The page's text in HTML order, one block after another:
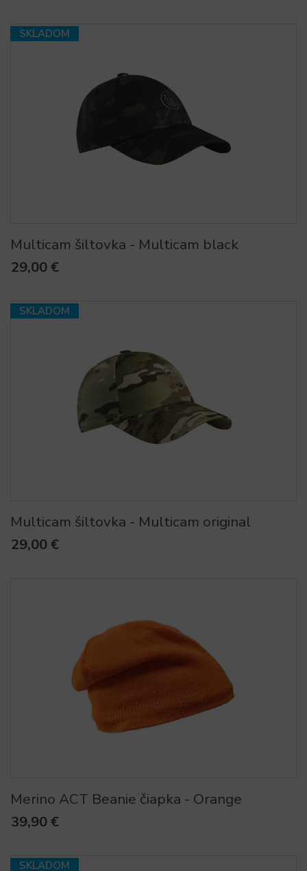
SKLADOM
Multicam šiltovka - Multicam black
29,00 €
SKLADOM
Multicam šiltovka - Multicam original
29,00 €
Merino ACT Beanie čiapka - Orange
39,90 €
SKLADOM